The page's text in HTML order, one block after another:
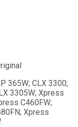
365W; CLX 3300;
3305W; Xpress
C460FW;
Xpress